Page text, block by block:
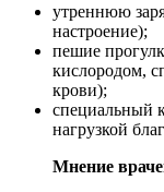
утреннюю
настроение);
пешие
кислородом,
крови);
специальный
нагрузкой
Мнение